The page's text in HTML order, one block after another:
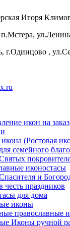
Игоря
г.Одинцово ,
икон на заказ
(Ростовая
семейного
иконостасы
и
праздников
для дома
иконы
православные
Иконы ручной